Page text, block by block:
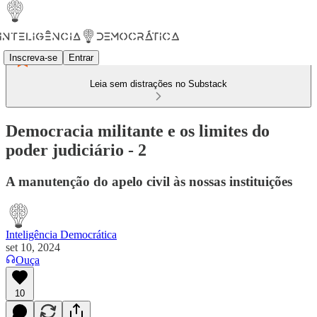
Inscreva-se Entrar
Leia sem distrações no Substack
Democracia militante e os limites do
poder judiciário - 2
A manutenção do apelo civil às nossas instituições
Inteligência Democrática
set 10, 2024
Ouça
10